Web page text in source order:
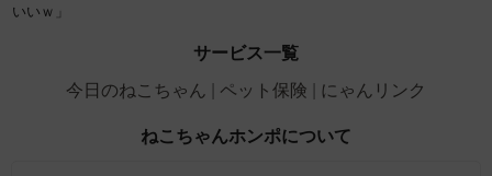
いいｗ」
サービス一覧
今日のねこちゃん
ペット保険 にゃんリンク
ねこちゃんホンポについて